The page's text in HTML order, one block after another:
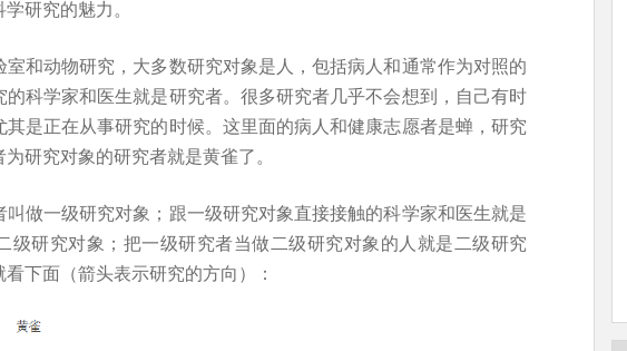
研究的魅力。
和动物研究，大多数研究对象是人，包括病人和通常作为对照的
科学家和医生就是研究者。很多研究者几乎不会想到，自己有时
是正在从事研究的时候。这里面的病人和健康志愿者是蝉，研究
研究对象的研究者就是黄雀了。
做一级研究对象；跟一级研究对象直接接触的科学家和医生就是
级研究对象；把一级研究者当做二级研究对象的人就是二级研究
下面（箭头表示研究的方向）：